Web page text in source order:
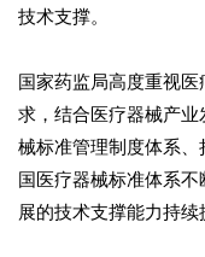
技术支撑。
国家药监局高度重视
求，结合医疗器械产
械标准管理制度体系
国医疗器械标准体系
展的技术支撑能力持续